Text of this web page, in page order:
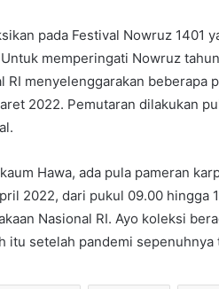
pada Festival Nowruz 1401
memperingati Nowruz
RI menyelenggarakan beberapa
2022. Pemutaran dilakukan
Hawa, ada pula pameran
2022, dari pukul 09.00 hingga
Nasional RI. Ayo koleksi
itu setelah pandemi